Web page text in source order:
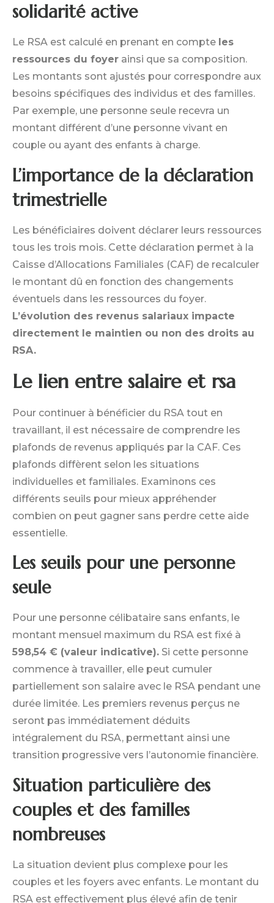
solidarité active
Le RSA est calculé en prenant en compte les
ressources du foyer ainsi que sa composition.
Les montants sont ajustés pour correspondre aux
besoins spécifiques des individus et des familles.
Par exemple, une personne seule recevra un
montant différent d’une personne vivant en
couple ou ayant des enfants à charge.
L’importance de la déclaration
trimestrielle
Les bénéficiaires doivent déclarer leurs ressources
tous les trois mois. Cette déclaration permet à la
Caisse d’Allocations Familiales (CAF) de recalculer
le montant dû en fonction des changements
éventuels dans les ressources du foyer.
L’évolution des revenus salariaux impacte
directement le maintien ou non des droits au
RSA.
Le lien entre salaire et rsa
Pour continuer à bénéficier du RSA tout en
travaillant, il est nécessaire de comprendre les
plafonds de revenus appliqués par la CAF. Ces
plafonds diffèrent selon les situations
individuelles et familiales. Examinons ces
différents seuils pour mieux appréhender
combien on peut gagner sans perdre cette aide
essentielle.
Les seuils pour une personne
seule
Pour une personne célibataire sans enfants, le
montant mensuel maximum du RSA est fixé à
598,54 € (valeur indicative). Si cette personne
commence à travailler, elle peut cumuler
partiellement son salaire avec le RSA pendant une
durée limitée. Les premiers revenus perçus ne
seront pas immédiatement déduits
intégralement du RSA, permettant ainsi une
transition progressive vers l’autonomie financière.
Situation particulière des
couples et des familles
nombreuses
La situation devient plus complexe pour les
couples et les foyers avec enfants. Le montant du
RSA est effectivement plus élevé afin de tenir